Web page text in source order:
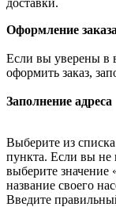
Оформление
Если вы уверены в
оформить заказ,
Заполнение адреса
Выберите из
пункта. Если вы не
выберите
название своего
Введите